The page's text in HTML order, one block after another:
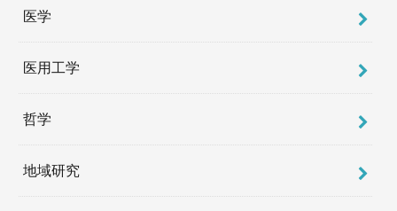
医学
医用工学
哲学
地域研究